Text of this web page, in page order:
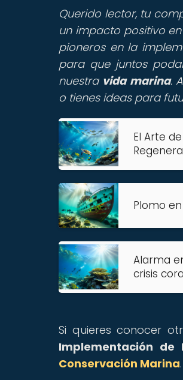
Querido lector, tu
un impacto positivo
pioneros en la
para que juntos
nuestra vida marina.
o tienes ideas para
El Arte
Plomo
Alarma
crisis
Si quieres conocer
Implementación de
Conservación Marina.